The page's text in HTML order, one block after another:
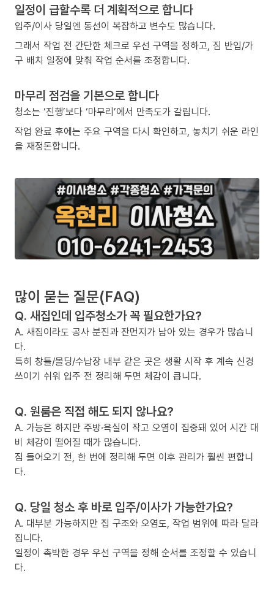
일정이 급할수록 더 계획적으로 합니다
입주/이사 당일엔 동선이 복잡하고 변수도 많습니다.
그래서 작업 전 간단한 체크로 우선 구역을 정하고, 짐 반입/가
구 배치 일정에 맞춰 작업 순서를 조정합니다.
마무리 점검을 기본으로 합니다
청소는 ‘진행’보다 ‘마무리’에서 만족도가 갈립니다.
작업 완료 후에는 주요 구역을 다시 확인하고, 놓치기 쉬운 라인
을 재정돈합니다.
많이 묻는 질문(FAQ)
Q. 새집인데 입주청소가 꼭 필요한가요?
A. 새집이라도 공사 분진과 잔먼지가 남아 있는 경우가 많습니
다.
특히 창틀/몰딩/수납장 내부 같은 곳은 생활 시작 후 계속 신경
쓰이기 쉬워 입주 전 정리해 두면 체감이 큽니다.
Q. 원룸은 직접 해도 되지 않나요?
A. 가능은 하지만 주방·욕실이 작고 오염이 집중돼 있어 시간 대
비 체감이 떨어질 때가 많습니다.
짐 들어오기 전, 한 번에 정리해 두면 이후 관리가 훨씬 편합니
다.
Q. 당일 청소 후 바로 입주/이사가 가능한가요?
A. 대부분 가능하지만 집 구조와 오염도, 작업 범위에 따라 달라
집니다.
일정이 촉박한 경우 우선 구역을 정해 순서를 조정할 수 있습니
다.